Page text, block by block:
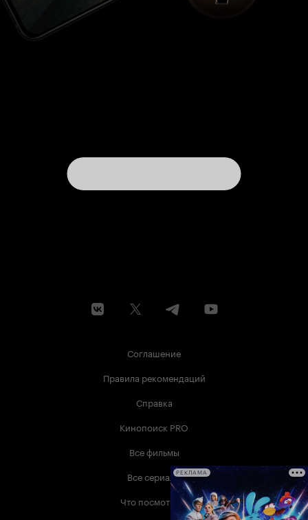
Соглашение
Правила рекомендаций
Справка
Кинопоиск PRO
Все фильмы
Все сериалы
Что посмотреть
РЕКЛАМА